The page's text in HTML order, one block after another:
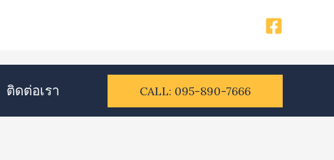
ติดต่อเรา​ CALL: 095-890-7666